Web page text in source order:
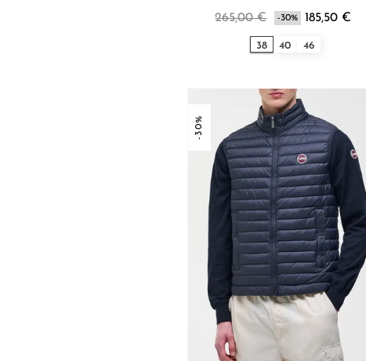
265,00 € -30% 185,50 €
38 40 46
-30%